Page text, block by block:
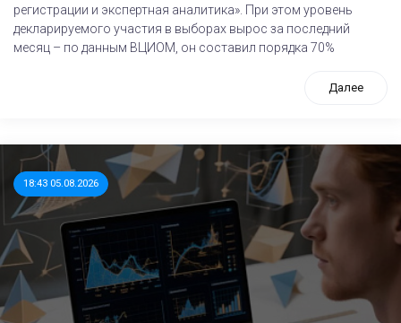
регистрации и экспертная аналитика». При этом уровень
декларируемого участия в выборах вырос за последний
месяц – по данным ВЦИОМ, он составил порядка 70%
Далее
18:43 05.08.2026